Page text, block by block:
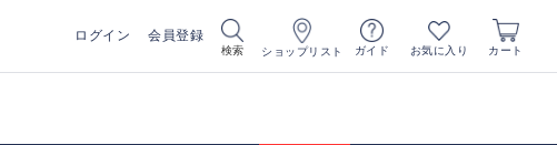
ログイン 会員登録
検索 ショップリスト ガイド お気に入り カート